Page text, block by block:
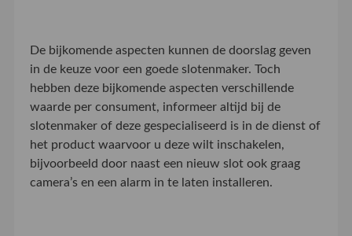
De bijkomende aspecten kunnen de doorslag geven
in de keuze voor een goede slotenmaker. Toch
hebben deze bijkomende aspecten verschillende
waarde per consument, informeer altijd bij de
slotenmaker of deze gespecialiseerd is in de dienst of
het product waarvoor u deze wilt inschakelen,
bijvoorbeeld door naast een nieuw slot ook graag
camera’s en een alarm in te laten installeren.